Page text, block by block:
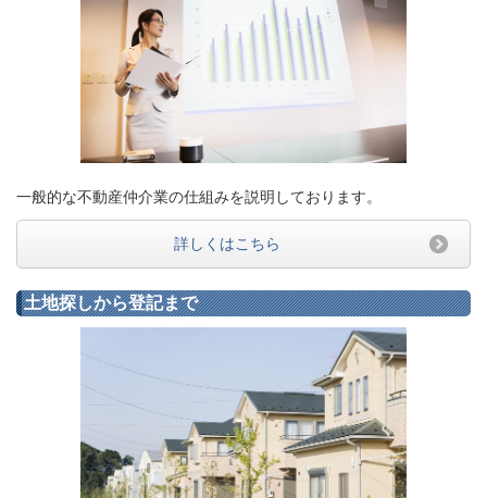
一般的な不動産仲介業の仕組みを説明しております。
詳しくはこちら
土地探しから登記まで